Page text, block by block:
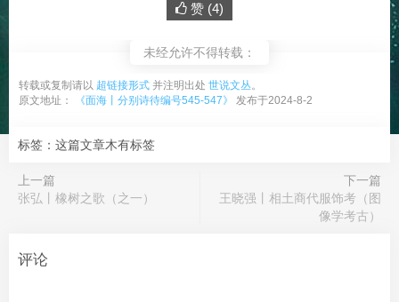
赞 (4)
未经允许不得转载：
转载或复制请以 超链接形式 并注明出处 世说文丛。
原文地址：
《面海丨分别诗待编号545-547》 发布于2024-8-2
标签：这篇文章木有标签
上一篇
张弘丨橡树之歌（之一）
下一篇
王晓强丨相土商代服饰考（图
像学考古）
评论